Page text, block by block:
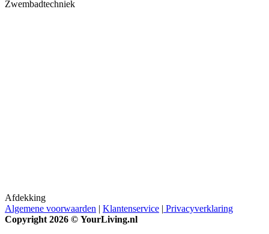
Zwembadtechniek
Afdekking
Algemene voorwaarden | Klantenservice | Privacyverklaring
Copyright 2026 © YourLiving.nl